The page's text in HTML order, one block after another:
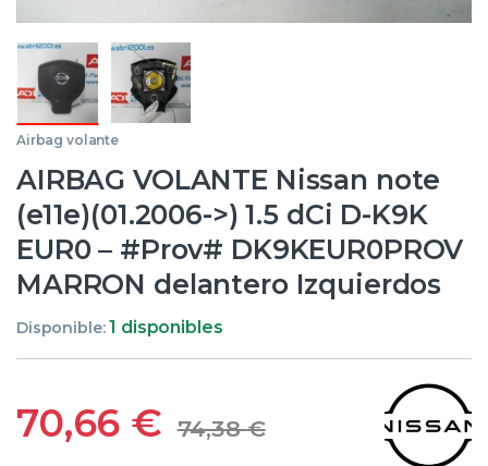
Airbag volante
AIRBAG VOLANTE Nissan note
(e11e)(01.2006->) 1.5 dCi D-K9K
EUR0 – #Prov# DK9KEUR0PROV
MARRON delantero Izquierdos
Disponible:1 disponibles
70,66 € 74,38€